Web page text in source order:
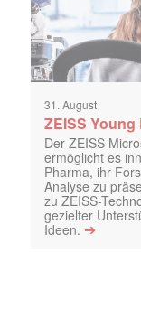
31. August
ZEISS
Der ZEISS
ermöglicht es
Pharma, ihr
Analyse zu
zu ZEISS-
gezielter
Ideen. ➔